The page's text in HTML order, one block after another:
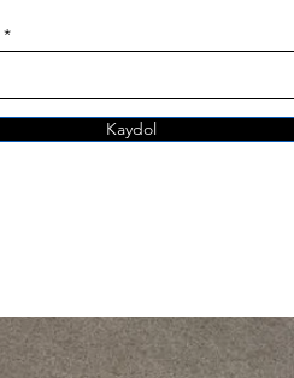
Kaydol